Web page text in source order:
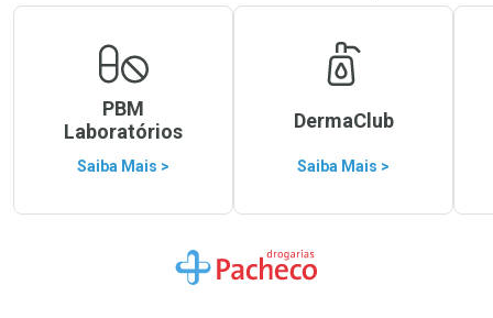
PBM
Laboratórios
Saiba Mais >
DermaClub
Saiba Mais >
Ir para a Home